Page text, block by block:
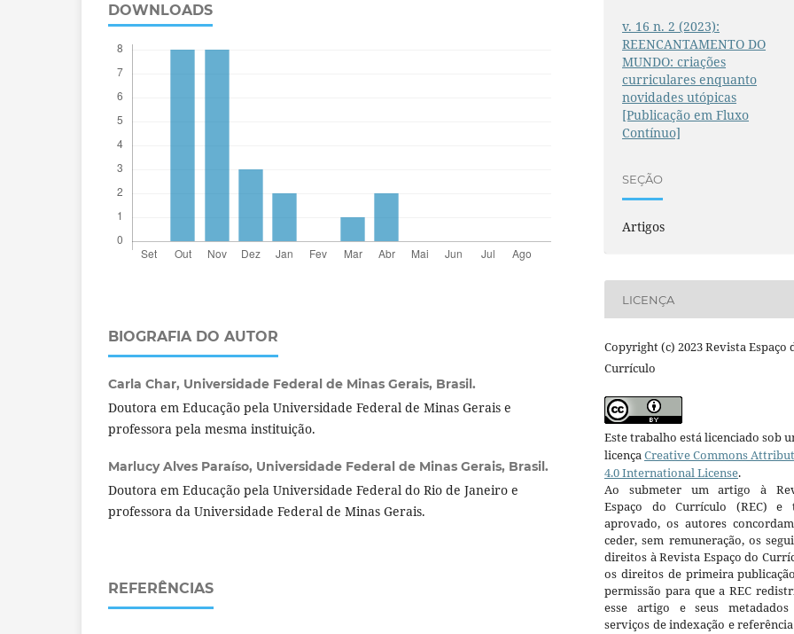
DOWNLOADS
BIOGRAFIA DO AUTOR
Carla Char, Universidade Federal de Minas Gerais, Brasil.
Doutora em Educação pela Universidade Federal de Minas Gerais e
professora pela mesma instituição.
Marlucy Alves Paraíso, Universidade Federal de Minas Gerais, Brasil.
Doutora em Educação pela Universidade Federal do Rio de Janeiro e
professora da Universidade Federal de Minas Gerais.
REFERÊNCIAS
v. 16 n. 2 (2023):
REENCANTAMENTO DO
MUNDO: criações
curriculares enquanto
novidades utópicas
[Publicação em Fluxo
Contínuo]
SEÇÃO
Artigos
LICENÇA
Copyright (c) 2023 Revista Espaço
Currículo
Este trabalho está licenciado sob
licençaCreative Commons
4.0 International License.
Ao submeter um artigo à
Espaço do Currículo (REC) e
aprovado, os autores
ceder, sem remuneração, os
direitos à Revista Espaço do
os direitos de primeira
permissão para que a REC
esse artigo e seus metadados
serviços de indexação e